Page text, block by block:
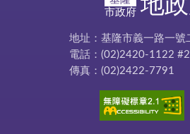
市政府 地
地址：基隆市義一路一號
電話：(02)2420-1122
傳真：(02)2422-7791